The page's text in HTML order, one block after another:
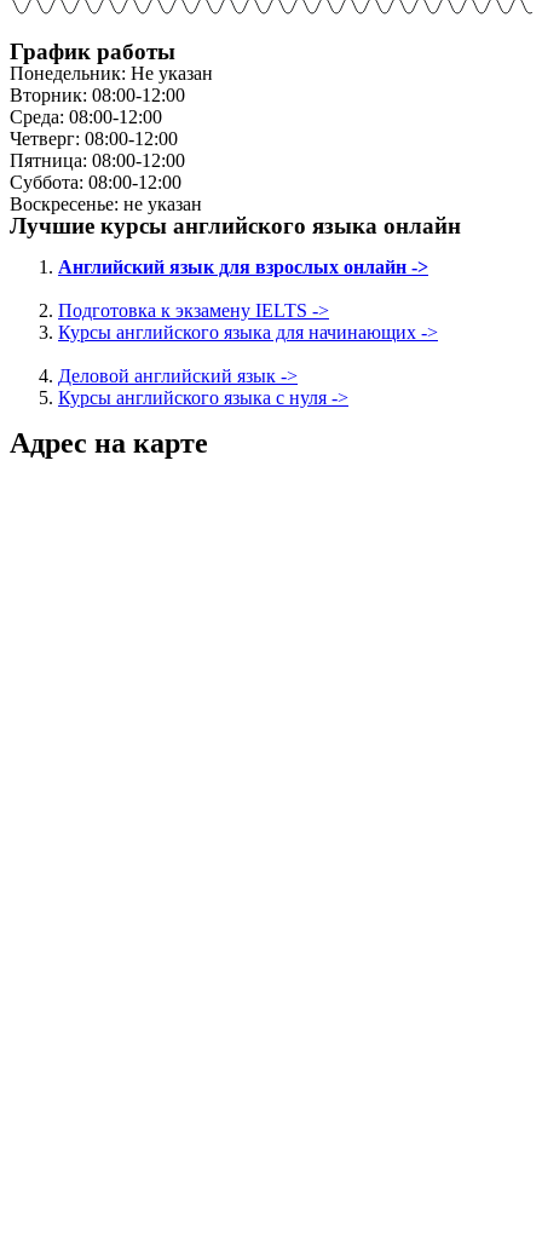
График работы
Понедельник: Не указан
Вторник: 08:00-12:00
Среда: 08:00-12:00
Четверг: 08:00-12:00
Пятница: 08:00-12:00
Суббота: 08:00-12:00
Воскресенье: не указан
Лучшие курсы английского языка онлайн
Английский язык для взрослых онлайн ->
Подготовка к экзамену IELTS ->
Курсы английского языка для начинающих ->
Деловой английский язык ->
Курсы английского языка с нуля ->
Адрес на карте